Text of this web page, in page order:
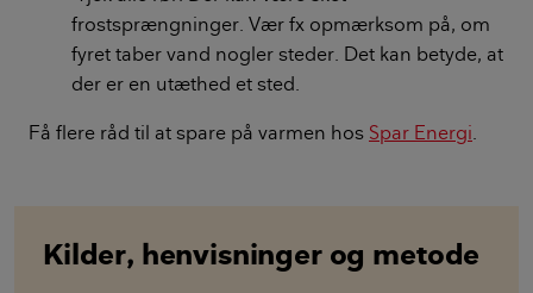
frostsprængninger. Vær fx opmærksom på, om
fyret taber vand nogler steder. Det kan betyde, at
der er en utæthed et sted.
Få flere råd til at spare på varmen hos Spar Energi.
Kilder, henvisninger og metode